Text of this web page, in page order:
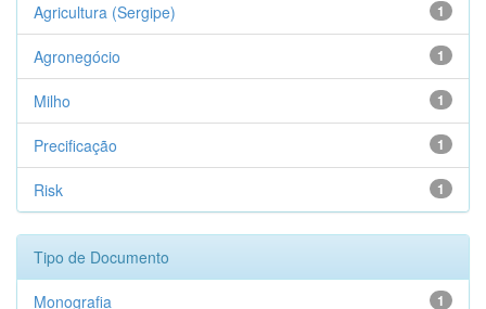
1
Agricultura (Sergipe)
1
Agronegócio
1
Milho
1
Precificação
1
Risk
Tipo de Documento
1
Monografia